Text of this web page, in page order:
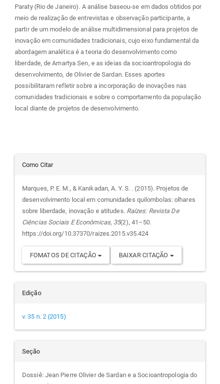
Paraty (Rio de Janeiro). A análise baseou-se em dados obtidos por
meio de realização de entrevistas e observação participante, a
partir de um modelo de análise multidimensional para projetos de
inovação em comunidades tradicionais, cujo eixo fundamental da
abordagem analética é a teoria do desenvolvimento como
liberdade, de Amartya Sen, e as ideias da socioantropologia do
desenvolvimento, de Olivier de Sardan. Esses aportes
possibilitaram refletir sobre a incorporação de inovações nas
comunidades tradicionais e sobre o comportamento da população
local diante de projetos de desenvolvimento.
Detalhes
do
artigo
Como Citar
Marques, P. E. M., & Kanikadan, A. Y. S. . (2015). Projetos de
desenvolvimento local em comunidades quilombolas: olhares
sobre liberdade, inovação e atitudes. Raízes: Revista De
Ciências Sociais E Econômicas, 35(2), 41–50.
https://doi.org/10.37370/raizes.2015.v35.424
FOMATOS DE CITAÇÃO BAIXAR CITAÇÃO
Edição
v. 35 n. 2 (2015)
Seção
Dossiê: Jean Pierre Olivier de Sardan e a Socioantropologia do